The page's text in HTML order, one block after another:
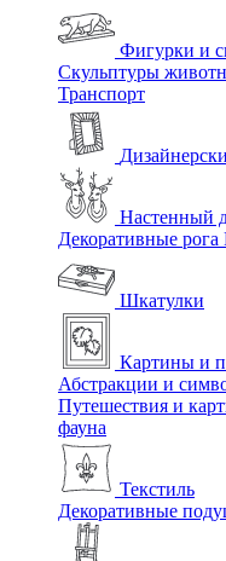
Фигурки и
Скульптуры
Транспорт
Настенный
Декоративные рога
Шкатулки
Картины и
Абстракции и
Путешествия и
фауна
Текстиль
Декоративные